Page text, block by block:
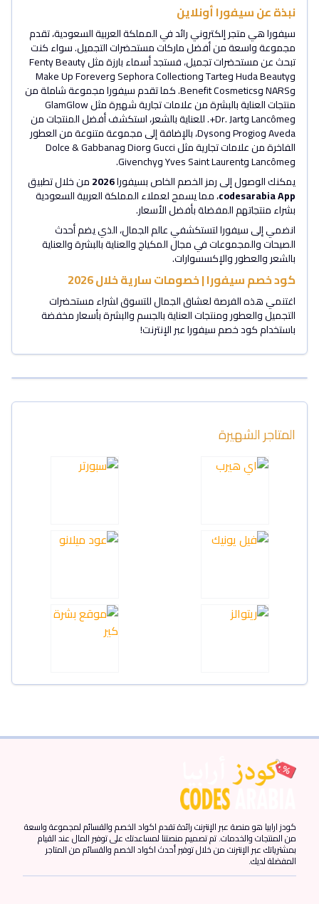
نبذة عن سيفورا أونلاين
سيفورا هي متجر إلكتروني رائد في المملكة العربية السعودية، تقدم
مجموعة واسعة من أفضل ماركات مستحضرات التجميل. سواء كنت
تبحث عن مستحضرات تجميل، فستجد أسماء بارزة مثل Fenty Beauty
وHuda Beauty وTarte وSephora Collection وMake Up Forever
وNARS وBenefit Cosmetics. كما تقدم سيفورا مجموعة شاملة من
منتجات العناية بالبشرة من علامات تجارية شهيرة مثل GlamGlow
وLancôme وDr. Jart+. للعناية بالشعر، استكشف أفضل المنتجات من
Aveda وProgio وDyson، بالإضافة إلى مجموعة متنوعة من العطور
الفاخرة من علامات تجارية مثل Gucci وDior وDolce & Gabbana
وLancôme وYves Saint Laurent وGivenchy.
يمكنك الوصول إلى رمز الخصم الخاص بسيفورا2026من خلال تطبيق
codesarabia App، مما يسمح لعملاء المملكة العربية السعودية
بشراء منتجاتهم المفضلة بأفضل الأسعار.
انضمي إلى سيفورا لتستكشفي عالم الجمال، الذي يضم أحدث
الصيحات والمجموعات في مجال المكياج والعناية بالبشرة والعناية
بالشعر والعطور والإكسسوارات.
كود خصم سيفورا | خصومات سارية خلال 2026
اغتنمي هذه الفرصة لعشاق الجمال للتسوق لشراء مستحضرات
التجميل والعطور ومنتجات العناية بالجسم والبشرة بأسعار مخفضة
باستخدام كود خصم سيفورا عبر الإنترنت!
المتاجر الشهيرة
كودز ارابيا هو منصة عبر الإنترنت رائدة تقدم اكواد الخصم والقسائم لمجموعة واسعة
من المنتجات والخدمات. تم تصميم منصتنا لمساعدتك على توفير المال عند القيام
بمشترياتك عبر الإنترنت من خلال توفير أحدث اكواد الخصم والقسائم من المتاجر
المفضلة لديك.